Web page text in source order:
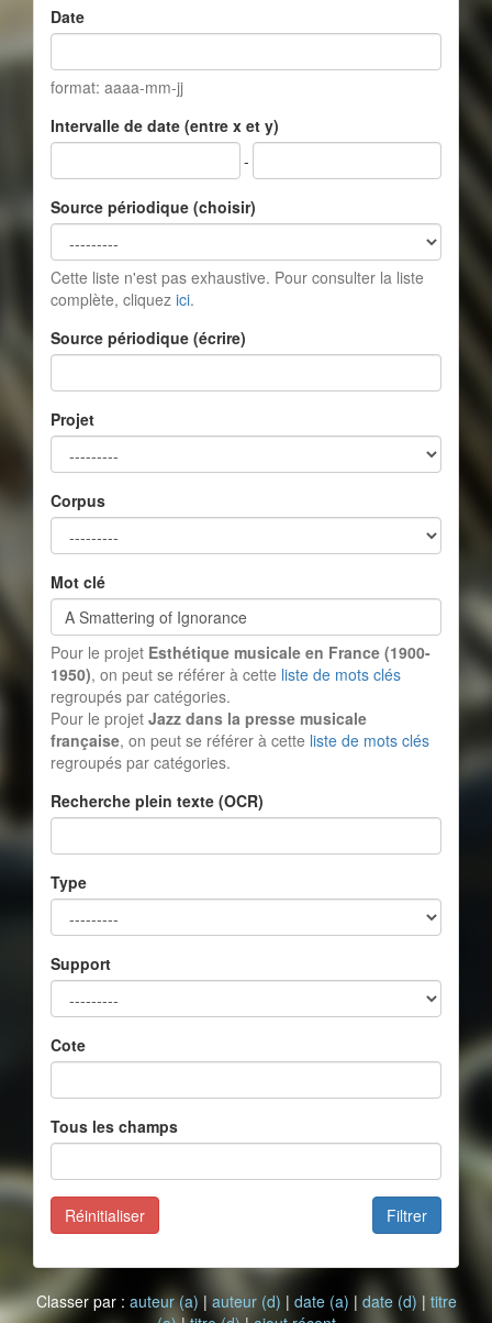
Date
format: aaaa-mm-jj
Intervalle de date (entre x et y)
-
Source périodique (choisir)
Cette liste n'est pas exhaustive. Pour consulter la liste
complète, cliquez ici.
Source périodique (écrire)
Projet
Corpus
Mot clé
Pour le projet Esthétique musicale en France (1900-
1950), on peut se référer à cette liste de mots clés
regroupés par catégories.
Pour le projet Jazz dans la presse musicale
française, on peut se référer à cette liste de mots clés
regroupés par catégories.
Recherche plein texte (OCR)
Type
Support
Cote
Tous les champs
Filtrer
Réinitialiser
Classer par : auteur (a) | auteur (d) | date (a) | date (d) | titre